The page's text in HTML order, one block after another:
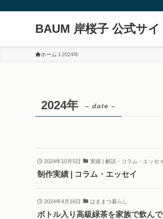
BAUM 岸桜子 公式サイ
ホーム 2024年
2024年 – date –
2024年10月5日 実績 | 解説・コラム・エッセイ
制作実績 | コラム・エッセイ
2024年4月16日 はままつ暮らし
ボトル入り高級緑茶を家族で飲ん